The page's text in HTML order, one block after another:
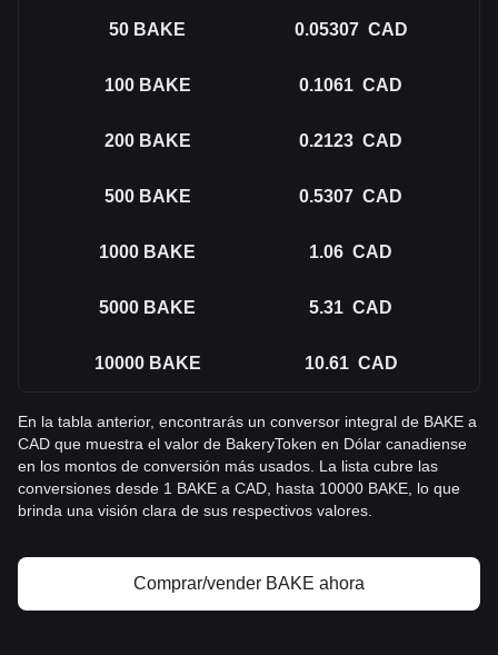
50 BAKE 0.05307 CAD
100 BAKE 0.1061 CAD
200 BAKE 0.2123 CAD
500 BAKE 0.5307 CAD
1000 BAKE 1.06 CAD
5000 BAKE 5.31 CAD
10000 BAKE 10.61 CAD
En la tabla anterior, encontrarás un conversor integral de BAKE a
CAD que muestra el valor de BakeryToken en Dólar canadiense
en los montos de conversión más usados. La lista cubre las
conversiones desde 1 BAKE a CAD, hasta 10000 BAKE, lo que
brinda una visión clara de sus respectivos valores.
Comprar/vender BAKE ahora